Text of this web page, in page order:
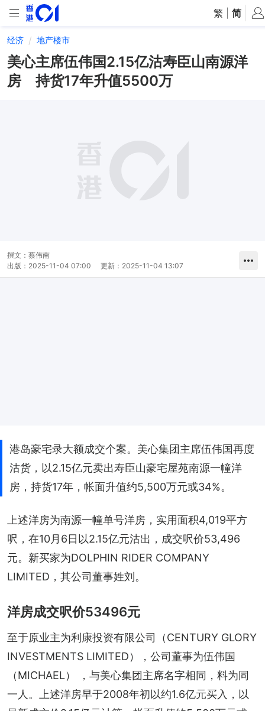
繁 简
经济 地产楼市
美心主席伍伟国2.15亿沽寿臣山南源洋
房 持货17年升值5500万
撰文： 蔡伟南
出版： 2025-11-04 07:00 更新： 2025-11-04 13:07
港岛豪宅录大额成交个案。美心集团主席伍伟国再度
沽货，以2.15亿元卖出寿臣山豪宅屋苑南源一幢洋
房，持货17年，帐面升值约5,500万元或34%。
上述洋房为南源一幢单号洋房，实用面积4,019平方
呎，在10月6日以2.15亿元沽出，成交呎价53,496
元。新买家为DOLPHIN RIDER COMPANY
LIMITED，其公司董事姓刘。
洋房成交呎价53496元
至于原业主为利康投资有限公司（CENTURY GLORY
INVESTMENTS LIMITED），公司董事为伍伟国
（MICHAEL） ，与美心集团主席名字相同，料为同
一人。上述洋房早于2008年初以约1.6亿元买入，以